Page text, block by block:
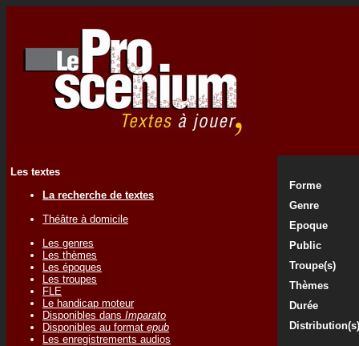
Les textes
La recherche de textes
Théâtre à domicile
Les genres
Les thèmes
Les époques
Les troupes
FLE
Le handicap moteur
Disponibles dans Imparato
Disponibles au format epub
Les enregistrements audios
Forme
Genre
Epoque
Public
Troupe(s)
Thèmes
Durée
Distribution(s)